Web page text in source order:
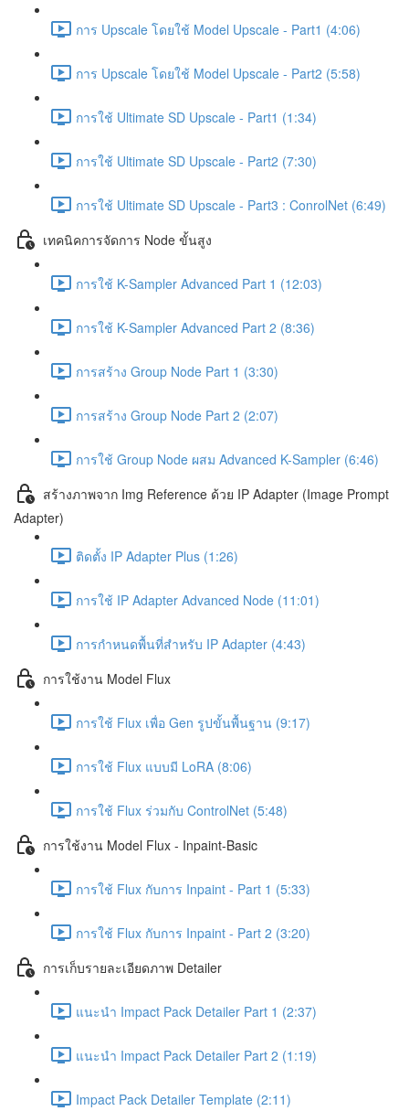
การ Upscale โดยใช้ Model Upscale - Part1 (4:06)
การ Upscale โดยใช้ Model Upscale - Part2 (5:58)
การใช้ Ultimate SD Upscale - Part1 (1:34)
การใช้ Ultimate SD Upscale - Part2 (7:30)
การใช้ Ultimate SD Upscale - Part3 : ConrolNet (6:49)
เทคนิคการจัดการ Node ขั้นสูง
การใช้ K-Sampler Advanced Part 1 (12:03)
การใช้ K-Sampler Advanced Part 2 (8:36)
การสร้าง Group Node Part 1 (3:30)
การสร้าง Group Node Part 2 (2:07)
การใช้ Group Node ผสม Advanced K-Sampler (6:46)
สร้างภาพจาก Img Reference ด้วย IP Adapter (Image Prompt
Adapter)
ติดตั้ง IP Adapter Plus (1:26)
การใช้ IP Adapter Advanced Node (11:01)
การกำหนดพื้นที่สำหรับ IP Adapter (4:43)
การใช้งาน Model Flux
การใช้ Flux เพื่อ Gen รูปขั้นพื้นฐาน (9:17)
การใช้ Flux แบบมี LoRA (8:06)
การใช้ Flux ร่วมกับ ControlNet (5:48)
การใช้งาน Model Flux - Inpaint-Basic
การใช้ Flux กับการ Inpaint - Part 1 (5:33)
การใช้ Flux กับการ Inpaint - Part 2 (3:20)
การเก็บรายละเอียดภาพ Detailer
แนะนำ Impact Pack Detailer Part 1 (2:37)
แนะนำ Impact Pack Detailer Part 2 (1:19)
Impact Pack Detailer Template (2:11)